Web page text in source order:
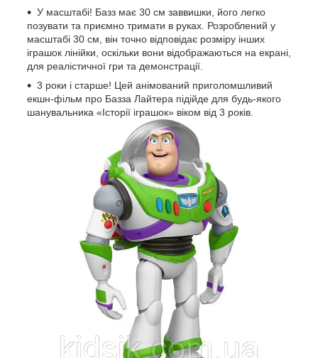
У масштабі! Базз має 30 см заввишки, його легко
позувати та приємно тримати в руках. Розроблений у
масштабі 30 см, він точно відповідає розміру інших
іграшок лінійки, оскільки вони відображаються на екрані,
для реалістичної гри та демонстрації.
3 роки і старше! Цей анімований приголомшливий
екшн-фільм про Базза Лайтера підійде для будь-якого
шанувальника «Історії іграшок» віком від 3 років.